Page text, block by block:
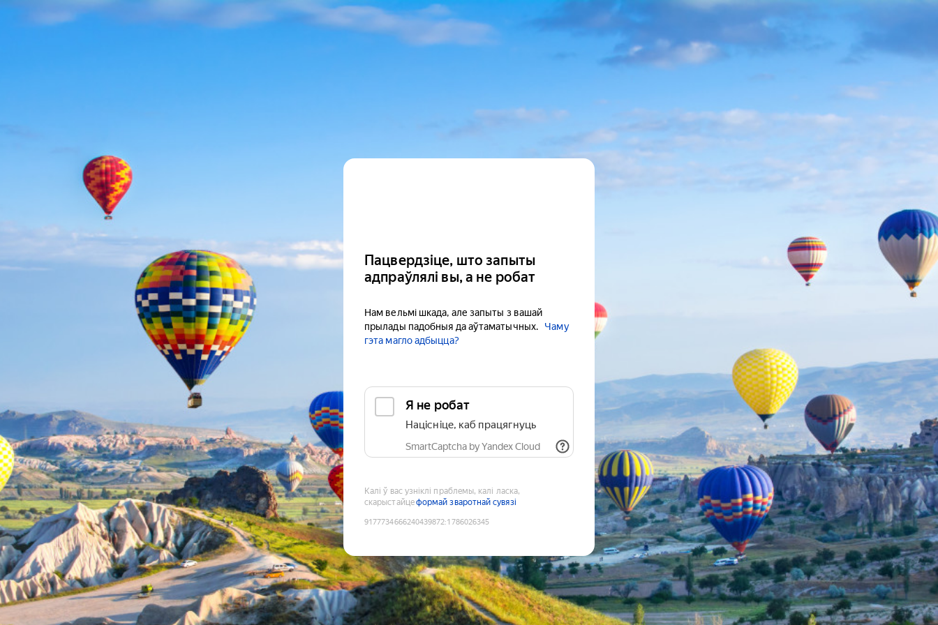
Пацвердзіце, што запыты
адпраўлялі вы, а не робат
Нам вельмі шкада, але запыты з вашай
прылады падобныя да аўтаматычных.
Чаму
гэта магло адбыцца?
Я не робат
Націсніце, каб працягнуць
SmartCaptcha by Yandex Cloud
Калі ў вас узніклі праблемы, калі ласка,
скарыстайцеформай зваротнай сувязі
9177734666240439872:1786026345